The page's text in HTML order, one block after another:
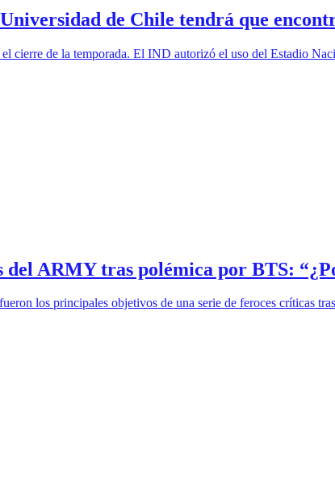
de Chile tendrá que
cierre de la temporada. El IND autorizó el uso del Estadio
ARMY tras polémica por BTS:
los principales objetivos de una serie de feroces críticas